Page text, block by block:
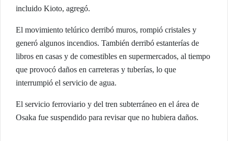
incluido Kioto, agregó.
El movimiento telúrico derribó muros, rompió cristales y
generó algunos incendios. También derribó estanterías de
libros en casas y de comestibles en supermercados, al tiempo
que provocó daños en carreteras y tuberías, lo que
interrumpió el servicio de agua.
El servicio ferroviario y del tren subterráneo en el área de
Osaka fue suspendido para revisar que no hubiera daños.